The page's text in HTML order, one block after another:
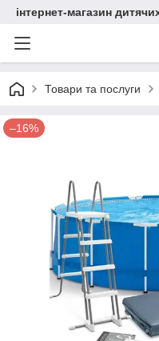
інтернет-магазин
Товари та послуги
–16%